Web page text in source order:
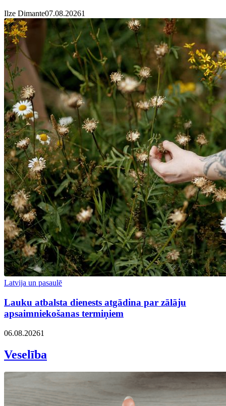
Ilze Dimante07.08.20261
Latvija un pasaulē
Lauku atbalsta dienests atgādina par zālāju
apsaimniekošanas termiņiem
06.08.20261
Veselība